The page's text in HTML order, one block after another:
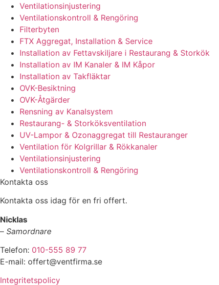
Ventilationsinjustering
Ventilationskontroll & Rengöring
Filterbyten
FTX Aggregat, Installation & Service
Installation av Fettavskiljare i Restaurang & Storkök
Installation av IM Kanaler & IM Kåpor
Installation av Takfläktar
OVK-Besiktning
OVK-Åtgärder
Rensning av Kanalsystem
Restaurang- & Storköksventilation
UV-Lampor & Ozonaggregat till Restauranger
Ventilation för Kolgrillar & Rökkanaler
Ventilationsinjustering
Ventilationskontroll & Rengöring
Kontakta oss
Kontakta oss idag för en fri offert.
Nicklas
– Samordnare
Telefon: 010-555 89 77
E-mail: offert@ventfirma.se
Integritetspolicy